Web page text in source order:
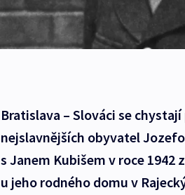
Bratislava – Slováci se
nejslavnějších obyvatel
s Janem Kubišem v roce
u jeho rodného domu v